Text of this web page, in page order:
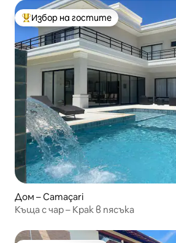
Най-популярен избор на гостите
Избор на гостите
Дом – Camaçari
Къща с чар – Крак в пясъка